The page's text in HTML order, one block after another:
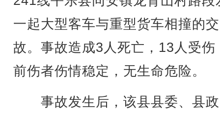
一起大型客车与重型货车相撞的
故。事故造成3人死亡，13人受伤
前伤者伤情稳定，无生命危险。
事故发生后，该县县委、县